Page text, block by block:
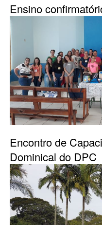
Ensino
Encontro de
Dominical do DPC